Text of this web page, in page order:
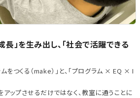
長」を生み出し、「社会で活躍できる
をつくる（make）」と、「プログラム × EQ × I
ップさせるだけではなく、教室に通うことに